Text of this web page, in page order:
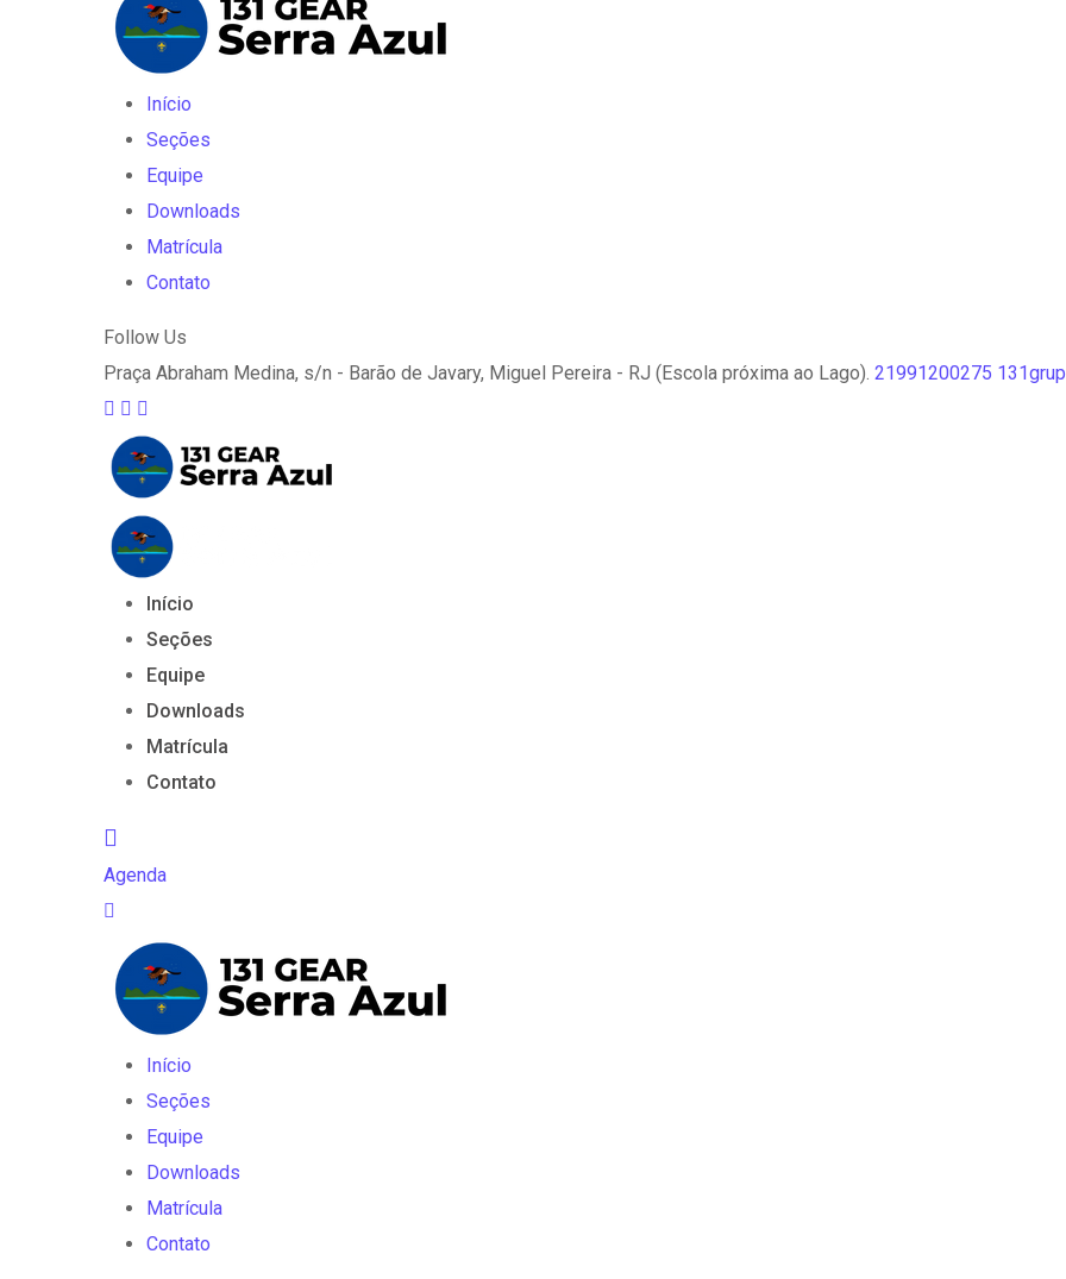
Início
Seções
Equipe
Downloads
Matrícula
Contato
Follow Us
Praça Abraham Medina, s/n - Barão de Javary, Miguel Pereira - RJ (Escola próxima ao Lago). 21991200275
Início
Seções
Equipe
Downloads
Matrícula
Contato
Agenda
Início
Seções
Equipe
Downloads
Matrícula
Contato